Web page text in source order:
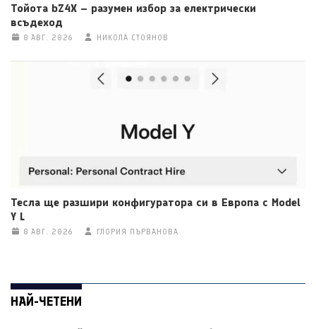
Тойота bZ4X – разумен избор за електрически
всъдеход
8 АВГ. 2026 НИКОЛА СТОЯНОВ
Тесла ще разшири конфигуратора си в Европа с Model
Y L
8 АВГ. 2026 ГЛОРИЯ ПЪРВАНОВА
НАЙ-ЧЕТЕНИ